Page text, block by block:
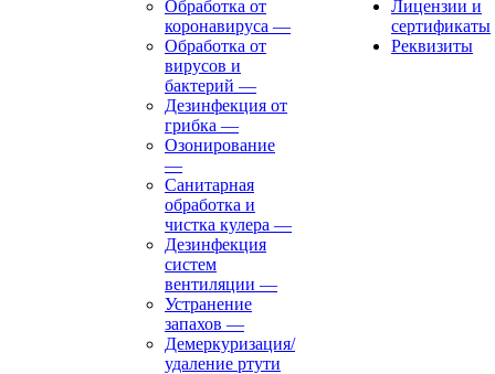
Обработка от
коронавируса —
Обработка от
вирусов и
бактерий —
Дезинфекция от
грибка —
Озонирование
—
Санитарная
обработка и
чистка кулера —
Дезинфекция
систем
вентиляции —
Устранение
запахов —
Демеркуризация/
удаление ртути
Лицензии и
сертификаты
Реквизиты